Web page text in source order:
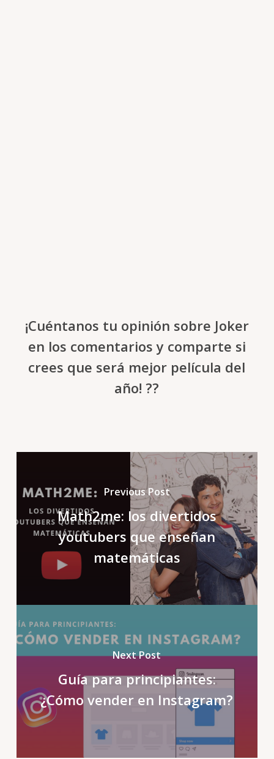
¡Cuéntanos tu opinión sobre Joker
en los comentarios y comparte si
crees que será mejor película del
año! ??
Previous Post
Math2me: los divertidos
youtubers que enseñan
matemáticas
Next Post
Guía para principiantes:
¿Cómo vender en Instagram?